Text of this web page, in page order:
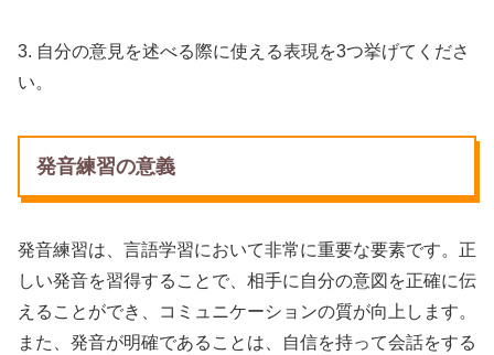
3. 自分の意見を述べる際に使える表現を3つ挙げてくださ
い。
発音練習の意義
発音練習は、言語学習において非常に重要な要素です。正
しい発音を習得することで、相手に自分の意図を正確に伝
えることができ、コミュニケーションの質が向上します。
また、発音が明確であることは、自信を持って会話をする